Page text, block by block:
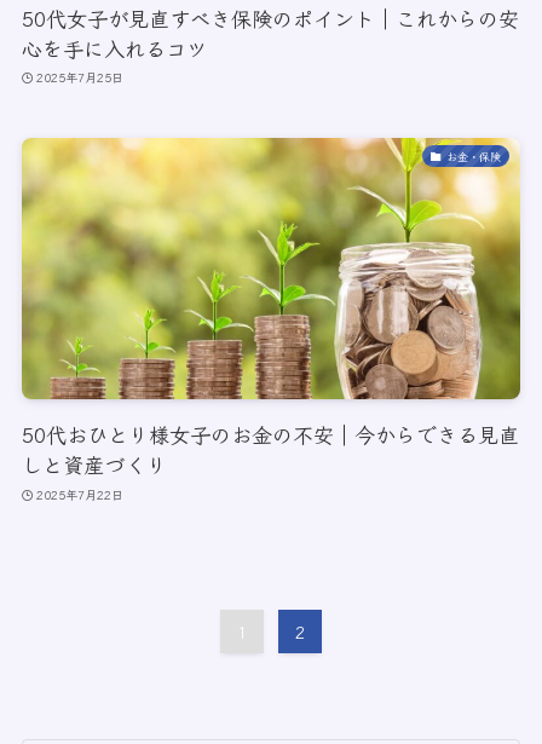
50代女子が見直すべき保険のポイント｜これからの安
心を手に入れるコツ
2025年7月25日
お金・保険
50代おひとり様女子のお金の不安｜今からできる見直
しと資産づくり
2025年7月22日
1 2